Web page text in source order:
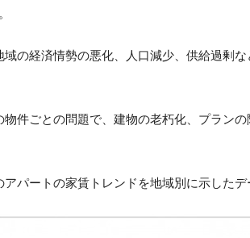
域の経済情勢の悪化、人口減少、供給過剰
物件ごとの問題で、建物の老朽化、プラン
アパートの家賃トレンドを地域別に示したデ